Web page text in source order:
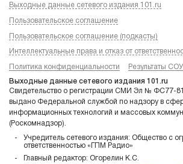
Выходные данные сетевого издания 101.ru
Пользовательское соглашение
Пользовательское соглашение (подкасты)
Интеллектуальные права и отказ от
Политика конфиденциальности Результаты
Выходные данные сетевого издания 101.ru
Свидетельство о регистрации СМИ Эл № ФС77-
выдано Федеральной службой по надзору в
информационных технологий и массовых
(Роскомнадзор).
Учредитель сетевого издания: Общество с
ответственностью «ГПМ Радио»
Главный редактор: Огорелин К.С.